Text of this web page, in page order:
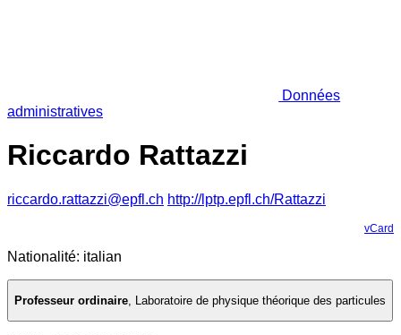
Données
administratives
Riccardo Rattazzi
riccardo.rattazzi@epfl.ch http://lptp.epfl.ch/Rattazzi
vCard
Nationalité: italian
Professeur ordinaire, Laboratoire de physique théorique des particules